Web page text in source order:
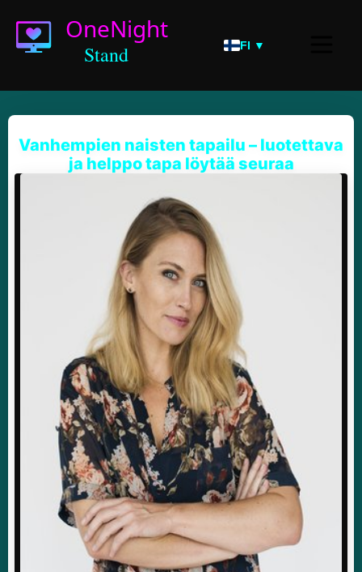
FI ▼
Vanhempien naisten tapailu – luotettava
ja helppo tapa löytää seuraa